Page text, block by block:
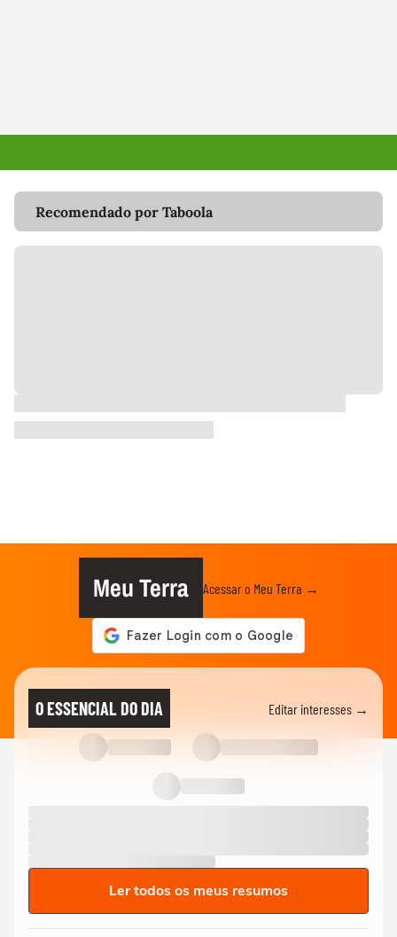
Recomendado por Taboola
Meu Terra Acessar o Meu Terra →
O ESSENCIAL DO DIA Editar interesses →
Ler todos os meus resumos